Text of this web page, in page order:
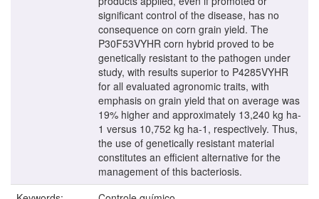
significant control of the disease, has no
consequence on corn grain yield. The
P30F53VYHR corn hybrid proved to be
genetically resistant to the pathogen under
study, with results superior to P4285VYHR
for all evaluated agronomic traits, with
emphasis on grain yield that on average was
19% higher and approximately 13,240 kg ha-
1 versus 10,752 kg ha-1, respectively. Thus,
the use of genetically resistant material
constitutes an efficient alternative for the
management of this bacteriosis.